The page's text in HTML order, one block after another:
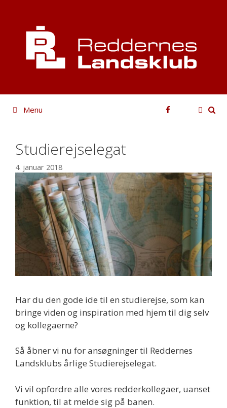
indhold
Facebook
Menu
Studierejselegat
4. januar 2018
Har du den gode ide til en studierejse, som kan
bringe viden og inspiration med hjem til dig selv
og kollegaerne?
Så åbner vi nu for ansøgninger til Reddernes
Landsklubs årlige Studierejselegat.
Vi vil opfordre alle vores redderkollegaer, uanset
funktion, til at melde sig på banen.